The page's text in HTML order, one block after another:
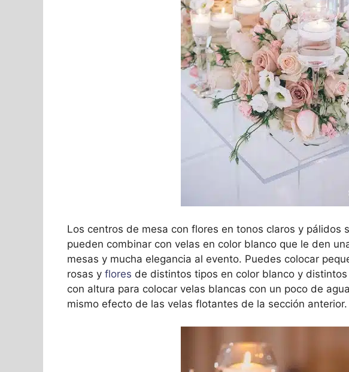
Los centros de mesa con flores en tonos claros y pálidos
pueden combinar con velas en color blanco que le den
mesas y mucha elegancia al evento. Puedes colocar
rosas y flores de distintos tipos en color blanco y
con altura para colocar velas blancas con un poco de
mismo efecto de las velas flotantes de la sección anterior.